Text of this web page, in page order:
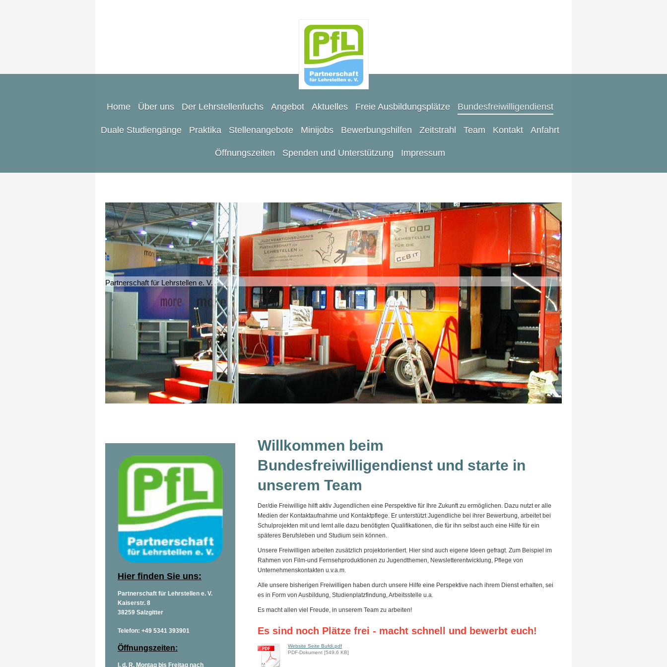
Home Über uns Der Lehrstellenfuchs Angebot Aktuelles Freie Ausbildungsplätze Bundesfreiwilligendienst
Duale Studiengänge Praktika Stellenangebote Minijobs Bewerbungshilfen Zeitstrahl Team Kontakt Anfahrt
Öffnungszeiten Spenden und Unterstützung Impressum
Partnerschaft für Lehrstellen e. V.
Willkommen beim
Bundesfreiwilligendienst und starte in
unserem Team
Der/die Freiwillige hilft aktiv Jugendlichen eine Perspektive für Ihre Zukunft zu ermöglichen. Dazu nutzt er alle
Medien der Kontaktaufnahme und Kontaktpflege. Er unterstützt Jugendliche bei ihrer Bewerbung, arbeitet bei
Schulprojekten mit und lernt alle dazu benötigten Qualifikationen, die für ihn selbst auch eine Hilfe für ein
späteres Berufsleben und Studium sein können.
Unsere Freiwilligen arbeiten zusätzlich projektorientiert. Hier sind auch eigene Ideen gefragt. Zum Beispiel im
Rahmen von Film-und Fernsehproduktionen zu Jugendthemen, Newsletterentwicklung, Pflege von
Unternehmenskontakten u.v.a.m.
Alle unsere bisherigen Freiwilligen haben durch unsere Hilfe eine Perspektive nach ihrem Dienst erhalten, sei
es in Form von Ausbildung, Studienplatzfindung, Arbeitsstelle u.a.
Es macht allen viel Freude, in unserem Team zu arbeiten!
Es sind noch Plätze frei - macht schnell und bewerbt euch!
Website Seite Bufdi.pdf
PDF-Dokument [549.6 KB]
Hier finden Sie uns:
Partnerschaft für Lehrstellen e. V.
Kaiserstr. 8
38259 Salzgitter
Telefon: +49 5341 393901
Öffnungszeiten:
I. d. R. Montag bis Freitag nach